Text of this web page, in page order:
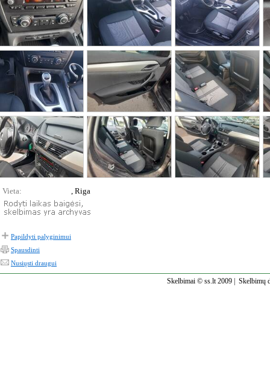
Vieta: , Riga
Papildyti palyginimui
Spausdinti
Nusiųsti draugui
Skelbimai © ss.lt 2009 | Skelbimų